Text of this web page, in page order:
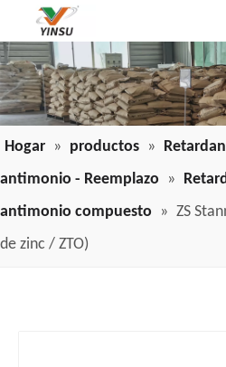
Hogar » productos »
antimonio - Reemplazo
»
antimonio compuesto
» ZS
de zinc / ZTO)